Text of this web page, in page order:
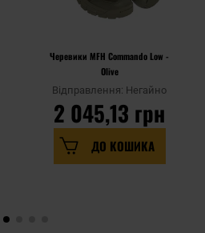
Черевики MFH Commando Low -
Olive
Відправлення: Негайно
2 045,13 грн
ДО КОШИКА